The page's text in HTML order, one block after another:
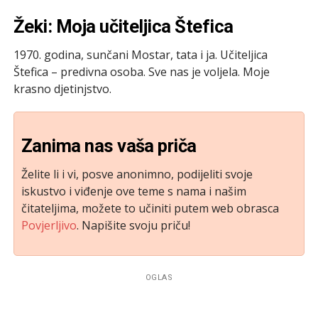
Žeki: Moja učiteljica Štefica
1970. godina, sunčani Mostar, tata i ja. Učiteljica
Štefica – predivna osoba. Sve nas je voljela. Moje
krasno djetinjstvo.
Zanima nas vaša priča
Želite li i vi, posve anonimno, podijeliti svoje
iskustvo i viđenje ove teme s nama i našim
čitateljima, možete to učiniti putem web obrasca
Povjerljivo. Napišite svoju priču!
OGLAS